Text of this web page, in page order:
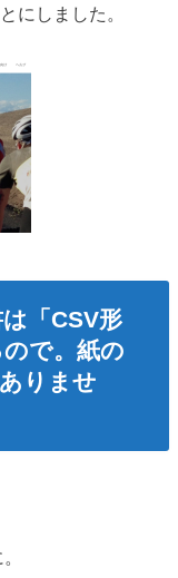
にしました。
「CSV形
で。紙の
りませ